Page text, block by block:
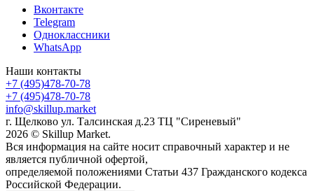
Вконтакте
Telegram
Одноклассники
WhatsApp
Наши контакты
+7 (495)478-70-78
+7 (495)478-70-78
info@skillup.market
г. Щелково ул. Талсинская д.23 ТЦ "Сиреневый"
2026 © Skillup Market.
Вся информация на сайте носит справочный характер и не
является публичной офертой,
определяемой положениями Статьи 437 Гражданского кодекса
Российской Федерации.